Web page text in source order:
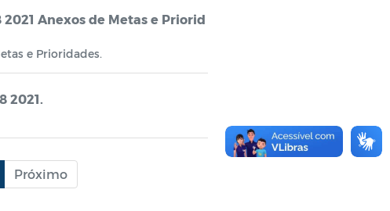
2021 Anexos de Metas e Priorid
e Prioridades.
2021.
Próximo